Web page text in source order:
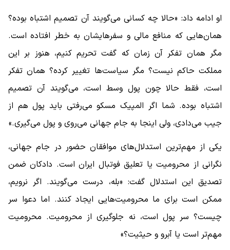
او ادامه داد: «حالا چه کسانی می‌گویند آن تصمیم اشتباه بوده؟
همان‌هایی که منافع مالی و سفرهایشان به خطر افتاده است.
مگر همان تفکر آن زمان که گفت تحریم کنیم، هنوز بر این
مملکت حاکم نیست؟ مگر سیاست‌ها تغییر کرده؟ همان تفکر
است، فقط حالا چون پول وسط است، می‌گویند آن تصمیم
اشتباه بوده. شما اگر المپیک مسکو می‌رفتی باید پول هم از
جیب می‌دادی، ولی اینجا به جام جهانی می‌روی و پول می‌گیری.»
یکی از مهم‌ترین استدلال‌های موافقان حضور در جام جهانی،
نگرانی از محرومیت یا تعلیق فوتبال ایران است. دادکان ضمن
تصدیق این استدلال گفت: «بله، درست می‌گویند. اگر نرویم،
ممکن است برای ما محرومیت‌هایی ایجاد کنند. اما دعوا سر
چیست؟ سر پول است، نه جلوگیری از محرومیت. محرومیت
مهم‌تر است یا آبرو و حیثیت؟»